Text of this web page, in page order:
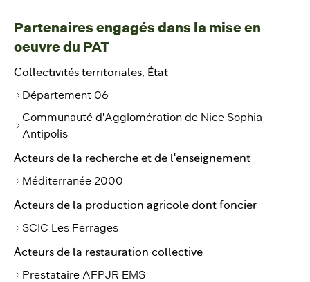
Partenaires engagés dans la mise en
oeuvre du PAT
Collectivités territoriales, État
Département 06
Communauté d'Agglomération de Nice Sophia
Antipolis
Acteurs de la recherche et de l'enseignement
Méditerranée 2000
Acteurs de la production agricole dont foncier
SCIC Les Ferrages
Acteurs de la restauration collective
Prestataire AFPJR EMS